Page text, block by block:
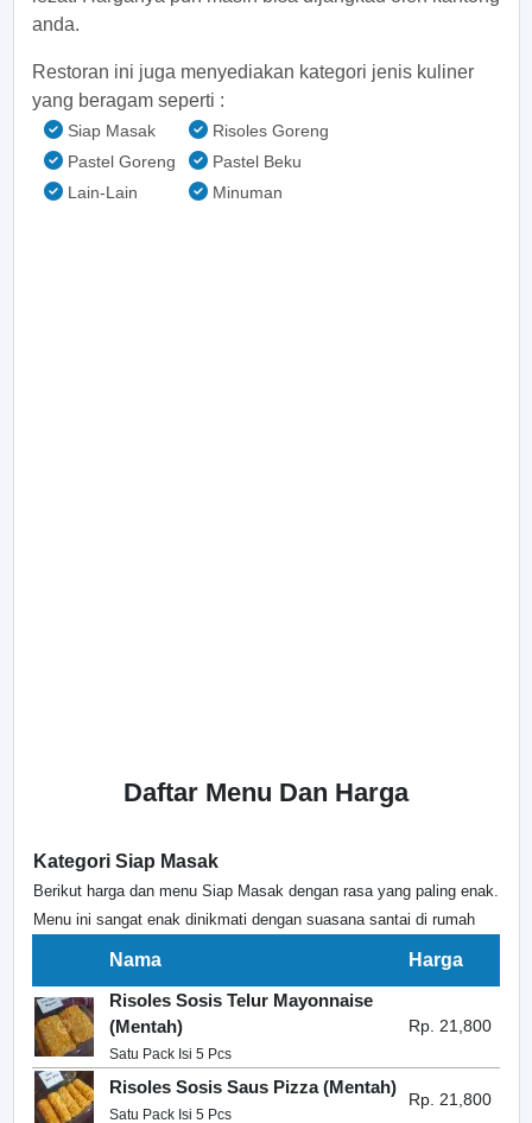
anda.
Restoran ini juga menyediakan kategori jenis kuliner
yang beragam seperti :
Siap Masak
Risoles Goreng
Pastel Goreng
Pastel Beku
Lain-Lain
Minuman
Daftar Menu Dan Harga
Kategori Siap Masak
Berikut harga dan menu Siap Masak dengan rasa yang paling enak.
Menu ini sangat enak dinikmati dengan suasana santai di rumah
Nama
Harga
Risoles Sosis Telur Mayonnaise
(Mentah)
Satu Pack Isi 5 Pcs
Rp. 21,800
Risoles Sosis Saus Pizza (Mentah)
Satu Pack Isi 5 Pcs
Rp. 21,800